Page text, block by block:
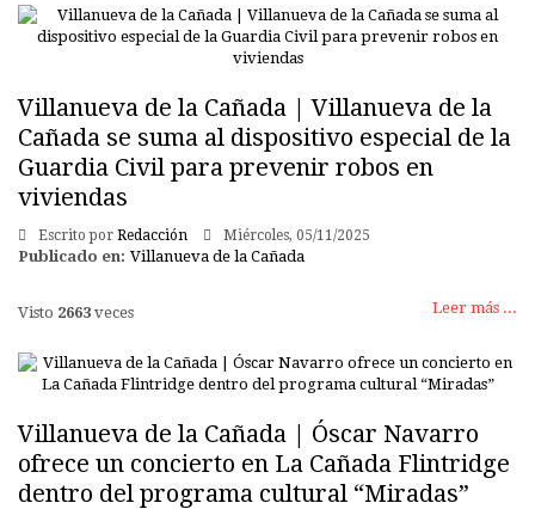
Villanueva de la Cañada | Villanueva de la
Cañada se suma al dispositivo especial de la
Guardia Civil para prevenir robos en
viviendas
Escrito por Redacción Miércoles, 05/11/2025
Publicado en: Villanueva de la Cañada
Leer más ...
Visto 2663 veces
Villanueva de la Cañada | Óscar Navarro
ofrece un concierto en La Cañada Flintridge
dentro del programa cultural “Miradas”